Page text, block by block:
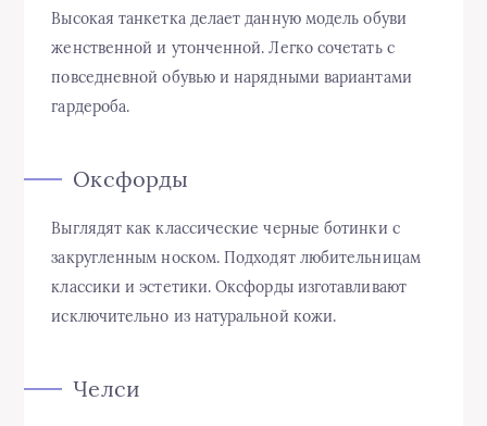
Высокая танкетка делает данную модель обуви
женственной и утонченной. Легко сочетать с
повседневной обувью и нарядными вариантами
гардероба.
Оксфорды
Выглядят как классические черные ботинки с
закругленным носком. Подходят любительницам
классики и эстетики. Оксфорды изготавливают
исключительно из натуральной кожи.
Челси